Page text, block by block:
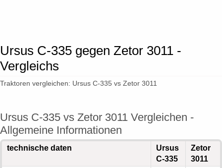
Ursus C-335 gegen Zetor 3011 -
Vergleichs
Traktoren vergleichen: Ursus C-335 vs Zetor 3011
Ursus C-335 vs Zetor 3011 Vergleichen -
Allgemeine Informationen
technische daten
Ursus
C-335
Zetor
3011